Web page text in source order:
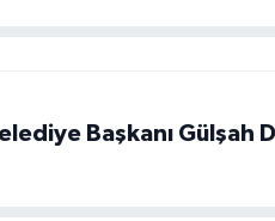
Başkanı Gülşah